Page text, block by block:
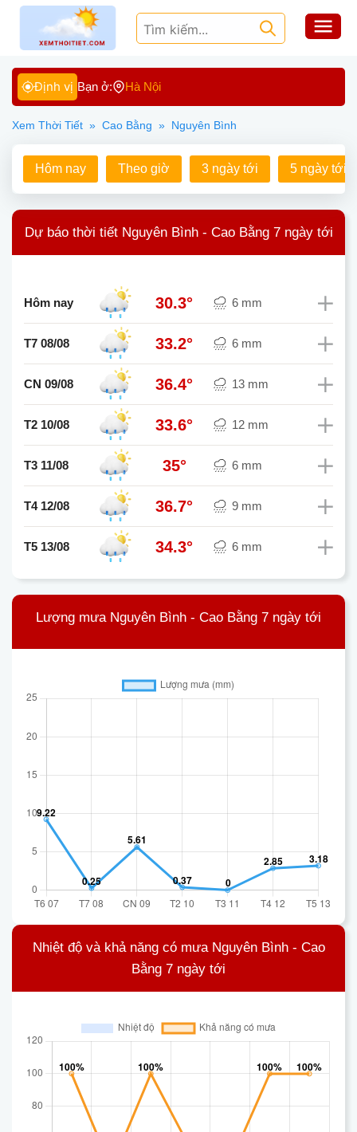
Định vị Bạn ở: Hà Nội
Xem Thời Tiết » Cao Bằng » Nguyên Bình
Hôm nay Theo giờ 3 ngày tới 5 ngày tới
Dự báo thời tiết Nguyên Bình - Cao Bằng 7 ngày tới
Hôm nay 30.3° 6 mm
T7 08/08 33.2° 6 mm
CN 09/08 36.4° 13 mm
T2 10/08 33.6° 12 mm
T3 11/08 35° 6 mm
T4 12/08 36.7° 9 mm
T5 13/08 34.3° 6 mm
Lượng mưa Nguyên Bình - Cao Bằng 7 ngày tới
Nhiệt độ và khả năng có mưa Nguyên Bình - Cao
Bằng 7 ngày tới